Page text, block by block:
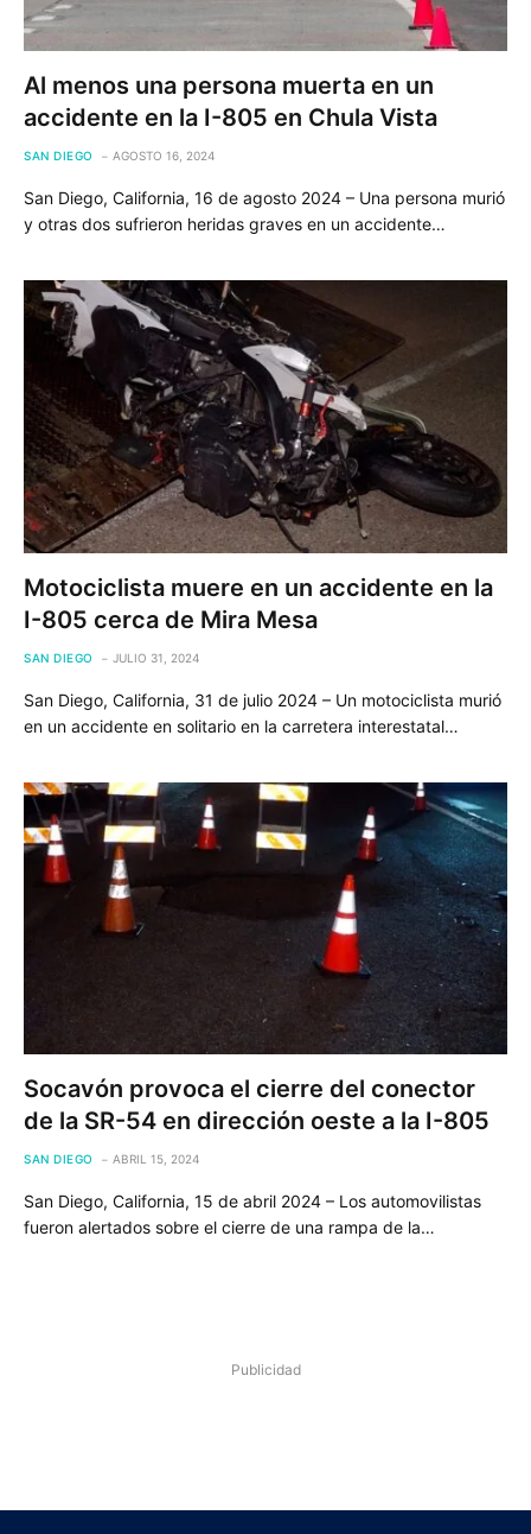
Al menos una persona muerta en un
accidente en la I-805 en Chula Vista
SAN DIEGO AGOSTO 16, 2024
San Diego, California, 16 de agosto 2024 – Una persona murió
y otras dos sufrieron heridas graves en un accidente…
Motociclista muere en un accidente en la
I-805 cerca de Mira Mesa
SAN DIEGO JULIO 31, 2024
San Diego, California, 31 de julio 2024 – Un motociclista murió
en un accidente en solitario en la carretera interestatal…
Socavón provoca el cierre del conector
de la SR-54 en dirección oeste a la I-805
SAN DIEGO ABRIL 15, 2024
San Diego, California, 15 de abril 2024 – Los automovilistas
fueron alertados sobre el cierre de una rampa de la…
Publicidad